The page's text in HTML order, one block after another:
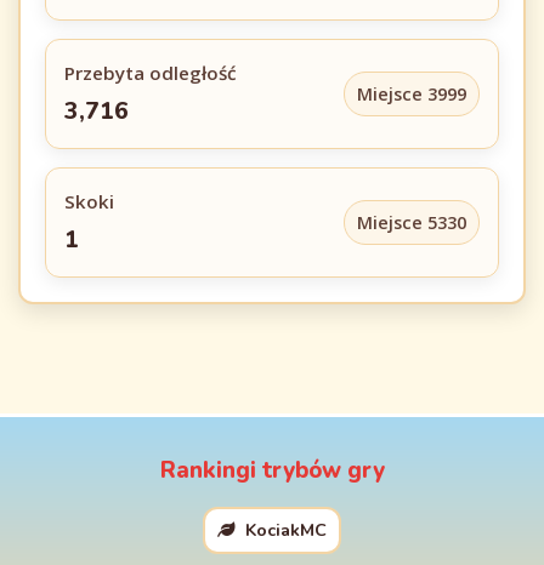
Przebyta odległość
3,716
Miejsce 3999
Skoki
1
Miejsce 5330
Rankingi trybów gry
KociakMC